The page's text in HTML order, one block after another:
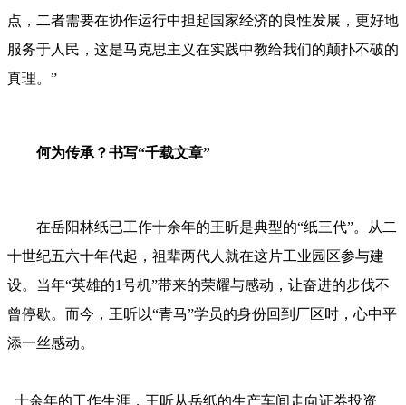
点，二者需要在协作运行中担起国家经济的良性发展，更好地
服务于人民，这是马克思主义在实践中教给我们的颠扑不破的
真理。”
何为传承？书写“千载文章”
在岳阳林纸已工作十余年的王昕是典型的“纸三代”。从二
十世纪五六十年代起，祖辈两代人就在这片工业园区参与建
设。当年“英雄的1号机”带来的荣耀与感动，让奋进的步伐不
曾停歇。而今，王昕以“青马”学员的身份回到厂区时，心中平
添一丝感动。
十余年的工作生涯，王昕从岳纸的生产车间走向证券投资